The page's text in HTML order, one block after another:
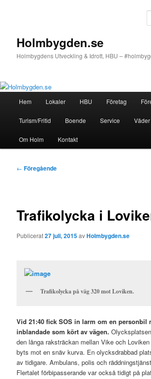
Holmbygden.se
Holmbygdens Utveckling & Idrott, HBU –
Hem Lokaler HBU Företag
Turism/Fritid Boende Service Väder
Om Holm Kontakt
Inläggsnavigering
← Föregående
Trafikolycka i
Publicerat27 juli, 2015avHolmbygden.se
Trafikolycka på väg 320 mot Loviken.
Vid 21:40 fick SOS in larm om en personbil
inblandade som kört av vägen.
den långa raksträckan mellan Vike och
byts mot en snäv kurva. En olycksdrabbad
av tidigare. Ambulans, polis och
Flertalet förbipasserande var också tidigt på